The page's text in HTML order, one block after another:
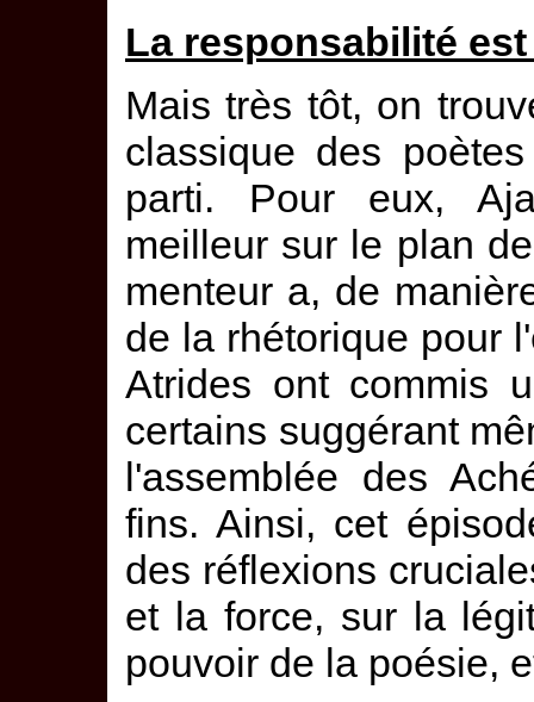
La responsabilité
Mais très tôt, on
classique des
parti. Pour eux,
meilleur sur le plan
menteur a, de
de la rhétorique pour
Atrides ont commis
certains suggérant
l'assemblée des
fins. Ainsi, cet
des réflexions
et la force, sur la
pouvoir de la poésie,